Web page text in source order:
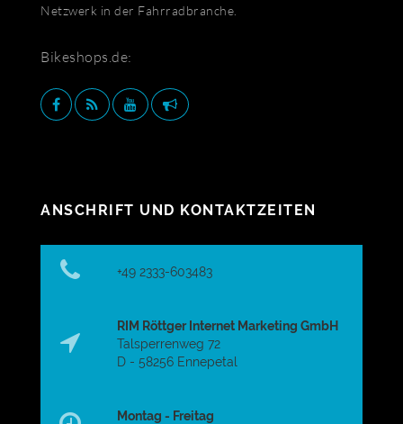
Netzwerk in der Fahrradbranche.
Bikeshops.de:
ANSCHRIFT UND KONTAKTZEITEN
+49 2333-603483
RIM Röttger Internet Marketing GmbH
Talsperrenweg 72
D - 58256 Ennepetal
Montag - Freitag